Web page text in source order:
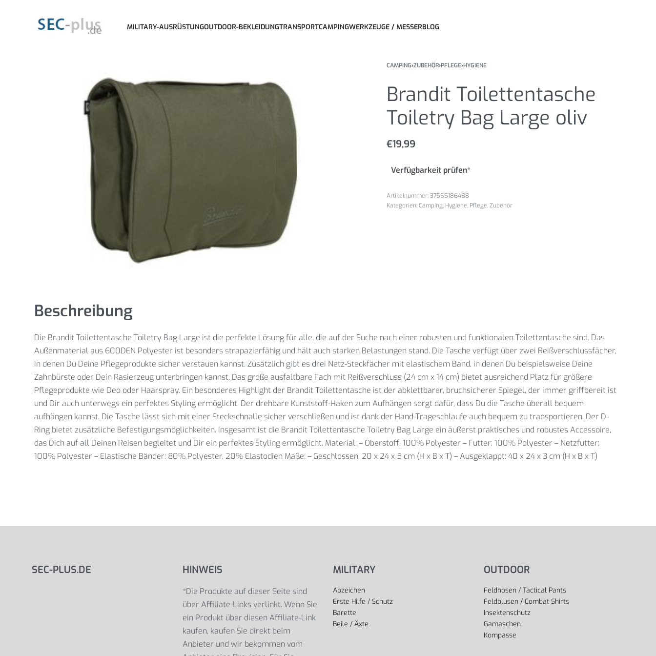
MILITARY-AUSRÜSTUNGOUTDOOR-BEKLEIDUNGTRANSPORTCAMPINGWERKZEUGE / MESSERBLOG
CAMPING›ZUBEHÖR›PFLEGE›HYGIENE
Brandit Toilettentasche
Toiletry Bag Large oliv
€19,99
Verfügbarkeit prüfen*
37565186488
Kategorien:Camping, Hygiene, Pflege,Zubehör
Beschreibung
Die Brandit Toilettentasche Toiletry Bag Large ist die perfekte Lösung für alle, die auf der Suche nach einer robusten und funktionalen Toilettentasche sind. Das
Außenmaterial aus 600DEN Polyester ist besonders strapazierfähig und hält auch starken Belastungen stand. Die Tasche verfügt über zwei Reißverschlussfächer,
in denen Du Deine Pflegeprodukte sicher verstauen kannst. Zusätzlich gibt es drei Netz-Steckfächer mit elastischem Band, in denen Du beispielsweise Deine
Zahnbürste oder Dein Rasierzeug unterbringen kannst. Das große ausfaltbare Fach mit Reißverschluss (24 cm x 14 cm) bietet ausreichend Platz für größere
Pflegeprodukte wie Deo oder Haarspray. Ein besonderes Highlight der Brandit Toilettentasche ist der abklettbarer, bruchsicherer Spiegel, der immer griffbereit ist
und Dir auch unterwegs ein perfektes Styling ermöglicht. Der drehbare Kunststoff-Haken zum Aufhängen sorgt dafür, dass Du die Tasche überall bequem
aufhängen kannst. Die Tasche lässt sich mit einer Steckschnalle sicher verschließen und ist dank der Hand-Trageschlaufe auch bequem zu transportieren. Der D-
Ring bietet zusätzliche Befestigungsmöglichkeiten. Insgesamt ist die Brandit Toilettentasche Toiletry Bag Large ein äußerst praktisches und robustes Accessoire,
das Dich auf all Deinen Reisen begleitet und Dir ein perfektes Styling ermöglicht. Material: – Oberstoff: 100% Polyester – Futter: 100% Polyester – Netzfutter:
100% Polyester – Elastische Bänder: 80% Polyester, 20% Elastodien Maße: – Geschlossen: 20 x 24 x 5 cm (H x B x T) – Ausgeklappt: 40 x 24 x 3 cm (H x B x T)
SEC-PLUS.DE HINWEIS
*Die Produkte auf dieser Seite sind
über Affiliate-Links verlinkt. Wenn Sie
ein Produkt über diesen Affiliate-Link
kaufen, kaufen Sie direkt beim
Anbieter und wir bekommen vom
MILITARY
Abzeichen
Erste Hilfe / Schutz
Barette
Beile / Äxte
OUTDOOR
Feldhosen / Tactical Pants
Feldblusen / Combat Shirts
Insektenschutz
Gamaschen
Kompasse